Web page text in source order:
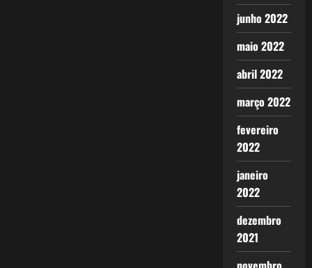
junho 2022
maio 2022
abril 2022
março 2022
fevereiro
2022
janeiro
2022
dezembro
2021